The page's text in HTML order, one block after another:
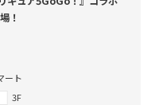
！
ート
3F